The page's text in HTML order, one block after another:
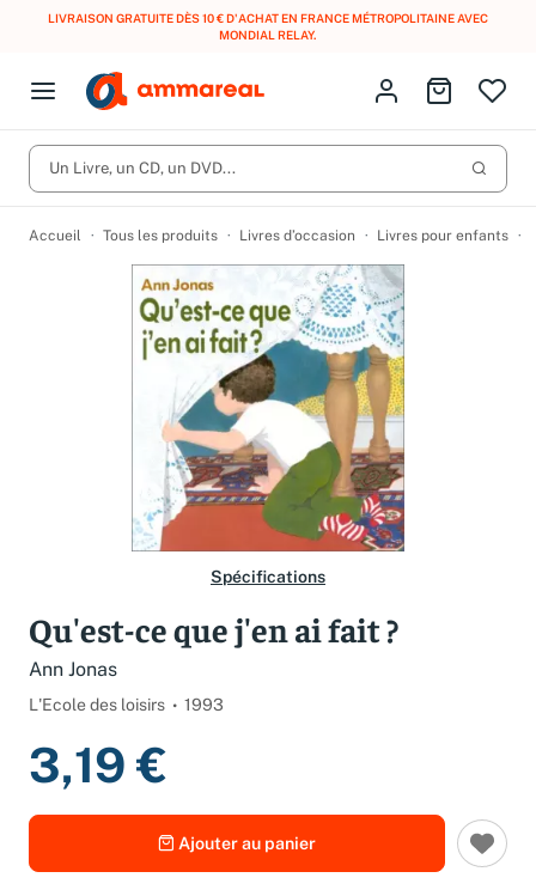
LIVRAISON GRATUITE DÈS 10 € D'ACHAT EN FRANCE MÉTROPOLITAINE AVEC
MONDIAL RELAY.
Open menu
Fermer le menu
CD d'occasion
Vinyles d'occasion
Meilleures ventes
Nos engagements
Produits Catégories
Vous n'avez pas trouvé l'article que vous cherchiez ?
Activez les notifications dans votre compte pour être alerté dès
qu'il est en stock.
Créer une alerte
Identifiez-vous
Aller au
Un Livre, un CD, un DVD...
Accueil Tous les produits Livres d’occasion Livres pour enfants
Spécifications
Qu'est-ce que j'en ai fait ?
Ann Jonas
L'Ecole des loisirs 1993
3,19 €
Ajouter au panier